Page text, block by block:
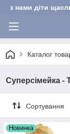
з нами діти
Каталог
Суперсімейка -
Сортування
Новинка